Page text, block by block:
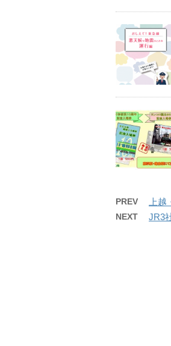
PREV 上
NEXT JR3